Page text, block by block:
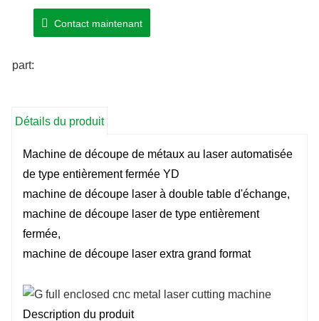
Contact maintenant
part:
Détails du produit
Machine de découpe de métaux au laser automatisée
de type entièrement fermée YD
machine de découpe laser à double table d'échange,
machine de découpe laser de type entièrement
fermée,
machine de découpe laser extra grand format
Description du produit